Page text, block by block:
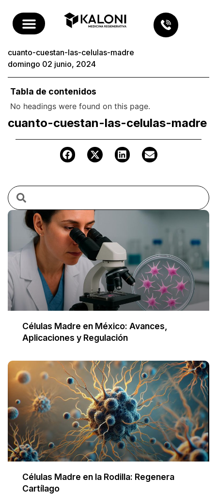
cuanto-cuestan-las-celulas-madre
domingo 02 junio, 2024
Tabla de contenidos
No headings were found on this page.
cuanto-cuestan-las-celulas-madre
Células Madre en México: Avances,
Aplicaciones y Regulación
Células Madre en la Rodilla: Regenera
Cartílago